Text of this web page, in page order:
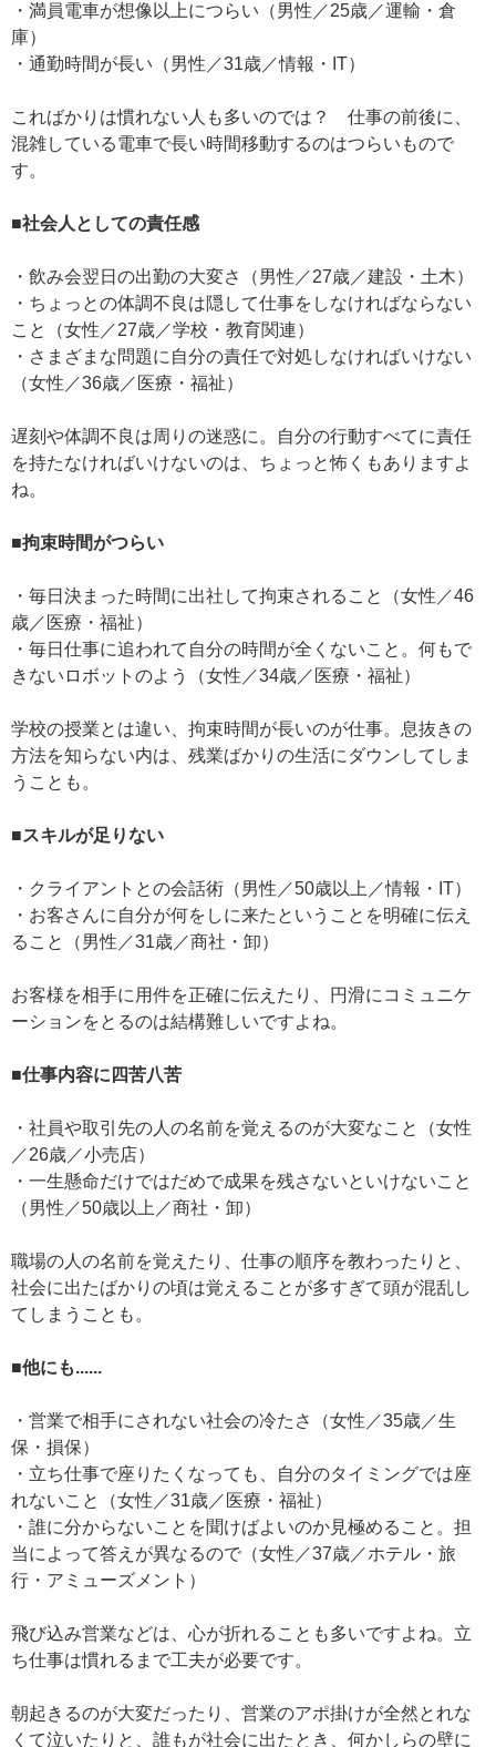
・満員電車が想像以上につらい（男性／25歳／運輸・倉
庫）
・通勤時間が長い（男性／31歳／情報・IT）
こればかりは慣れない人も多いのでは？ 仕事の前後に、
混雑している電車で長い時間移動するのはつらいもので
す。
■社会人としての責任感
・飲み会翌日の出勤の大変さ（男性／27歳／建設・土木）
・ちょっとの体調不良は隠して仕事をしなければならない
こと（女性／27歳／学校・教育関連）
・さまざまな問題に自分の責任で対処しなければいけない
（女性／36歳／医療・福祉）
遅刻や体調不良は周りの迷惑に。自分の行動すべてに責任
を持たなければいけないのは、ちょっと怖くもありますよ
ね。
■拘束時間がつらい
・毎日決まった時間に出社して拘束されること（女性／46
歳／医療・福祉）
・毎日仕事に追われて自分の時間が全くないこと。何もで
きないロボットのよう（女性／34歳／医療・福祉）
学校の授業とは違い、拘束時間が長いのが仕事。息抜きの
方法を知らない内は、残業ばかりの生活にダウンしてしま
うことも。
■スキルが足りない
・クライアントとの会話術（男性／50歳以上／情報・IT）
・お客さんに自分が何をしに来たということを明確に伝え
ること（男性／31歳／商社・卸）
お客様を相手に用件を正確に伝えたり、円滑にコミュニケ
ーションをとるのは結構難しいですよね。
■仕事内容に四苦八苦
・社員や取引先の人の名前を覚えるのが大変なこと（女性
／26歳／小売店）
・一生懸命だけではだめで成果を残さないといけないこと
（男性／50歳以上／商社・卸）
職場の人の名前を覚えたり、仕事の順序を教わったりと、
社会に出たばかりの頃は覚えることが多すぎて頭が混乱し
てしまうことも。
■他にも......
・営業で相手にされない社会の冷たさ（女性／35歳／生
保・損保）
・立ち仕事で座りたくなっても、自分のタイミングでは座
れないこと（女性／31歳／医療・福祉）
・誰に分からないことを聞けばよいのか見極めること。担
当によって答えが異なるので（女性／37歳／ホテル・旅
行・アミューズメント）
飛び込み営業などは、心が折れることも多いですよね。立
ち仕事は慣れるまで工夫が必要です。
朝起きるのが大変だったり、営業のアポ掛けが全然とれな
くて泣いたりと、誰もが社会に出たとき、何かしらの壁に